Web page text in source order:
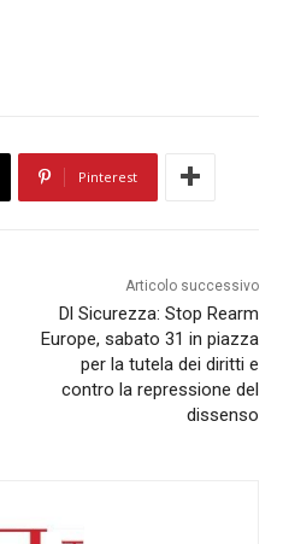
Pinterest
Articolo successivo
Dl Sicurezza: Stop Rearm
Europe, sabato 31 in piazza
per la tutela dei diritti e
contro la repressione del
dissenso